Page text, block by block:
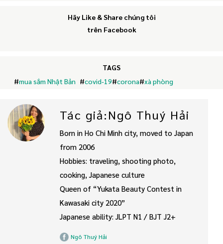
Hãy Like & Share chúng tôi
trên Facebook
TAGS
#mua sắm Nhật Bản #covid-19#corona#xà phòng
Tác giả:Ngô Thuý Hải
Born in Ho Chi Minh city, moved to Japan
from 2006
Hobbies: traveling, shooting photo,
cooking, Japanese culture
Queen of “Yukata Beauty Contest in
Kawasaki city 2020”
Japanese ability: JLPT N1 / BJT J2+
Ngô Thuý Hải